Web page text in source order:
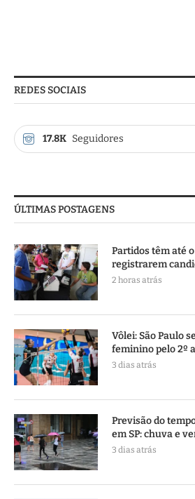
REDES SOCIAIS
17.8K Seguidores
ÚLTIMAS POSTAGENS
Partidos têm até
registrarem
2 horas atrás
Vôlei: São Paulo
feminino pelo 2º
3 dias atrás
Previsão do
em SP: chuva e
3 dias atrás